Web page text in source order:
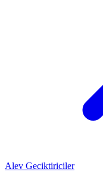
Alev Geciktiriciler